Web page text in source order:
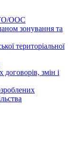
ООС
зонування та
територіальної
змін і